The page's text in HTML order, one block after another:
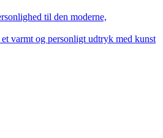
til den moderne,
varmt og personligt udtryk med kunst